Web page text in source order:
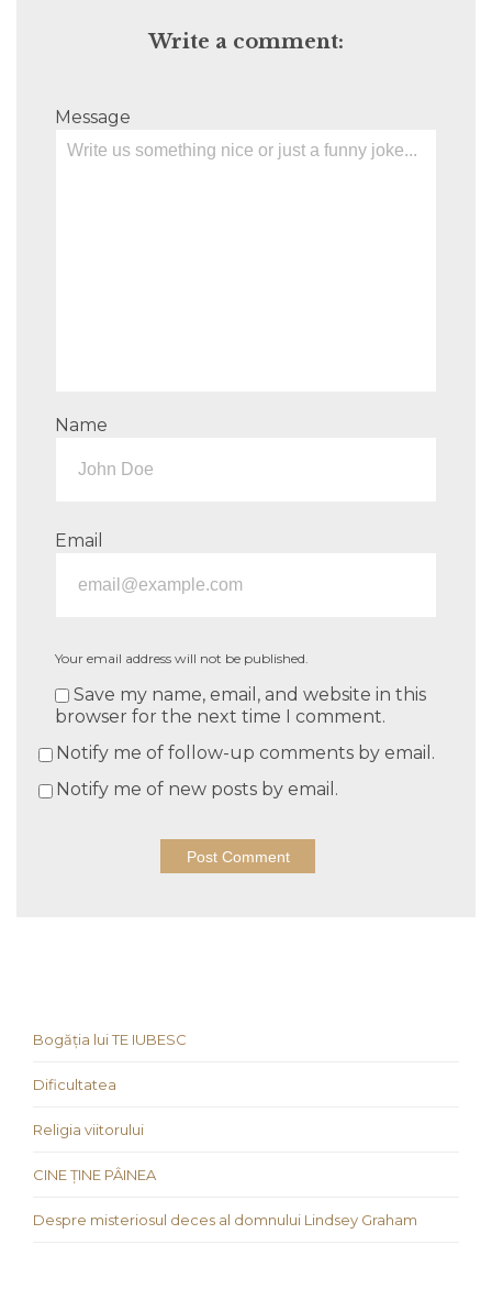
Write a comment:
Message
Name
Email
Your email address will not be published.
Save my name, email, and website in this
browser for the next time I comment.
Notify me of follow-up comments by email.
Notify me of new posts by email.
Bogăția lui TE IUBESC
Dificultatea
Religia viitorului
CINE ȚINE PÂINEA
Despre misteriosul deces al domnului Lindsey Graham